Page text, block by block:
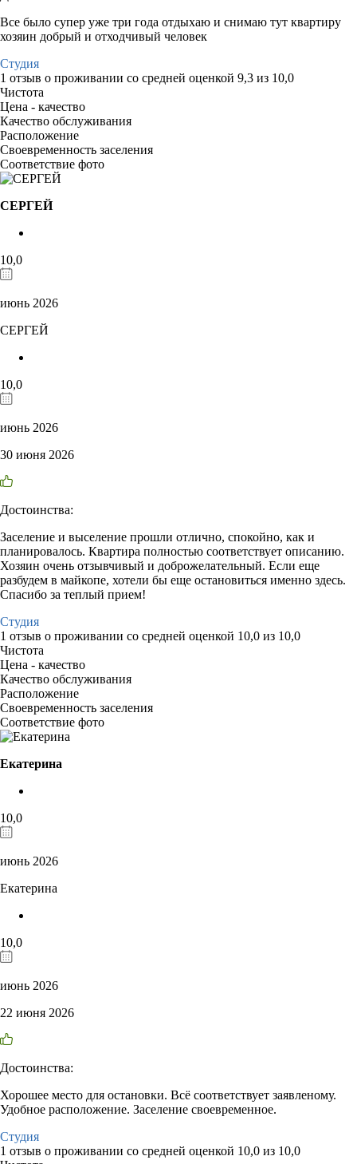
Все было супер уже три года отдыхаю и снимаю тут квартиру
хозяин добрый и отходчивый человек
Студия
1 отзыв о проживании со средней оценкой 9,3 из 10,0
Чистота
Цена - качество
Качество обслуживания
Расположение
Своевременность заселения
Соответствие фото
СЕРГЕЙ
10,0
июнь 2026
СЕРГЕЙ
10,0
июнь 2026
30 июня 2026
Достоинства:
Заселение и выселение прошли отлично, спокойно, как и
планировалось. Квартира полностью соответствует описанию.
Хозяин очень отзывчивый и доброжелательный. Если еще
разбудем в майкопе, хотели бы еще остановиться именно здесь.
Спасибо за теплый прием!
Студия
1 отзыв о проживании со средней оценкой 10,0 из 10,0
Чистота
Цена - качество
Качество обслуживания
Расположение
Своевременность заселения
Соответствие фото
Екатерина
10,0
июнь 2026
Екатерина
10,0
июнь 2026
22 июня 2026
Достоинства:
Хорошее место для остановки. Всё соответствует заявленому.
Удобное расположение. Заселение своевременное.
Студия
1 отзыв о проживании со средней оценкой 10,0 из 10,0